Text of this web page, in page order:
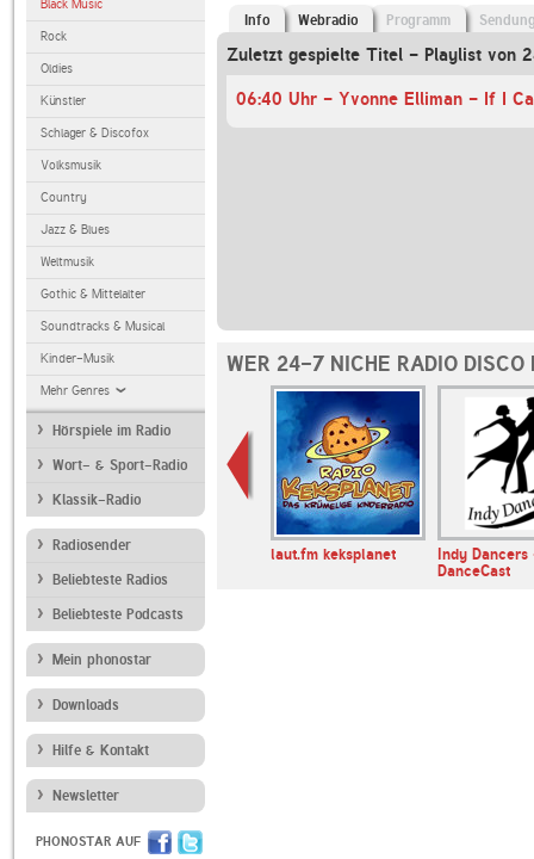
Black Music
Rock
Oldies
Künstler
Schlager & Discofox
Volksmusik
Country
Jazz & Blues
Weltmusik
Gothic & Mittelalter
Soundtracks & Musical
Kinder-Musik
Mehr Genres
Hörspiele im Radio
Wort- & Sport-Radio
Klassik-Radio
Radiosender
Beliebteste Radios
Beliebteste Podcasts
Mein phonostar
Downloads
Hilfe & Kontakt
Newsletter
PHONOSTAR AUF
Info Webradio Programm
Zuletzt gespielte Titel - Playlist von
06:40 Uhr - Yvonne Elliman - If I
WER 24-7 NICHE RADIO DISCO
FFH
egoFM laut.fm keksplanet
Indy
DanceCast